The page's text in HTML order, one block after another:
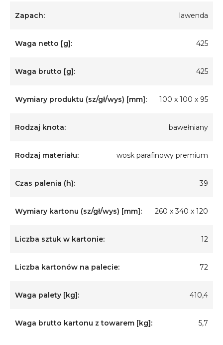
Zapach: lawenda
Waga netto [g]: 425
Waga brutto [g]: 425
Wymiary produktu (sz/gł/wys) [mm]: 100 x 100 x 95
Rodzaj knota: bawełniany
Rodzaj materiału: wosk parafinowy premium
Czas palenia (h): 39
Wymiary kartonu (sz/gł/wys) [mm]: 260 x 340 x 120
Liczba sztuk w kartonie: 12
Liczba kartonów na palecie: 72
Waga palety [kg]: 410,4
Waga brutto kartonu z towarem [kg]: 5,7